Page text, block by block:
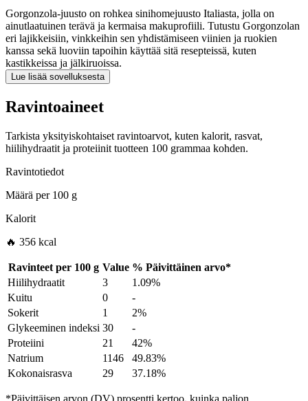
Gorgonzola-juusto on rohkea sinihomejuusto Italiasta, jolla on
ainutlaatuinen terävä ja kermaisa makuprofiili. Tutustu Gorgonzolan
eri lajikkeisiin, vinkkeihin sen yhdistämiseen viinien ja ruokien
kanssa sekä luoviin tapoihin käyttää sitä resepteissä, kuten
kastikkeissa ja jälkiruoissa.
Lue lisää sovelluksesta
Ravintoaineet
Tarkista yksityiskohtaiset ravintoarvot, kuten kalorit, rasvat,
hiilihydraatit ja proteiinit tuotteen 100 grammaa kohden.
Ravintotiedot
Määrä per100 g
Kalorit
🔥 356 kcal
Ravinteet per 100 g Value % Päivittäinen arvo*
Hiilihydraatit
3
1.09%
Kuitu
0
-
Sokerit
1
2%
Glykeeminen indeksi 30
-
Proteiini
21
42%
Natrium
1146
49.83%
Kokonaisrasva
29 37.18%
*Päivittäisen arvon (DV) prosentti kertoo, kuinka paljon